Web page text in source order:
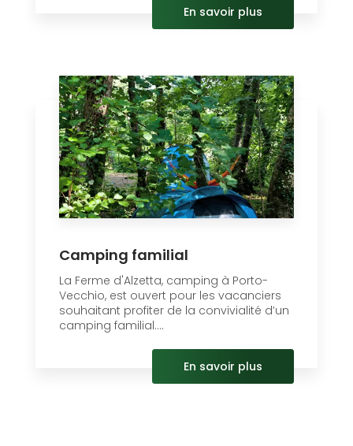
En savoir plus
Camping familial
La Ferme d'Alzetta, camping à Porto-
Vecchio, est ouvert pour les vacanciers
souhaitant profiter de la convivialité d’un
camping familial....
En savoir plus